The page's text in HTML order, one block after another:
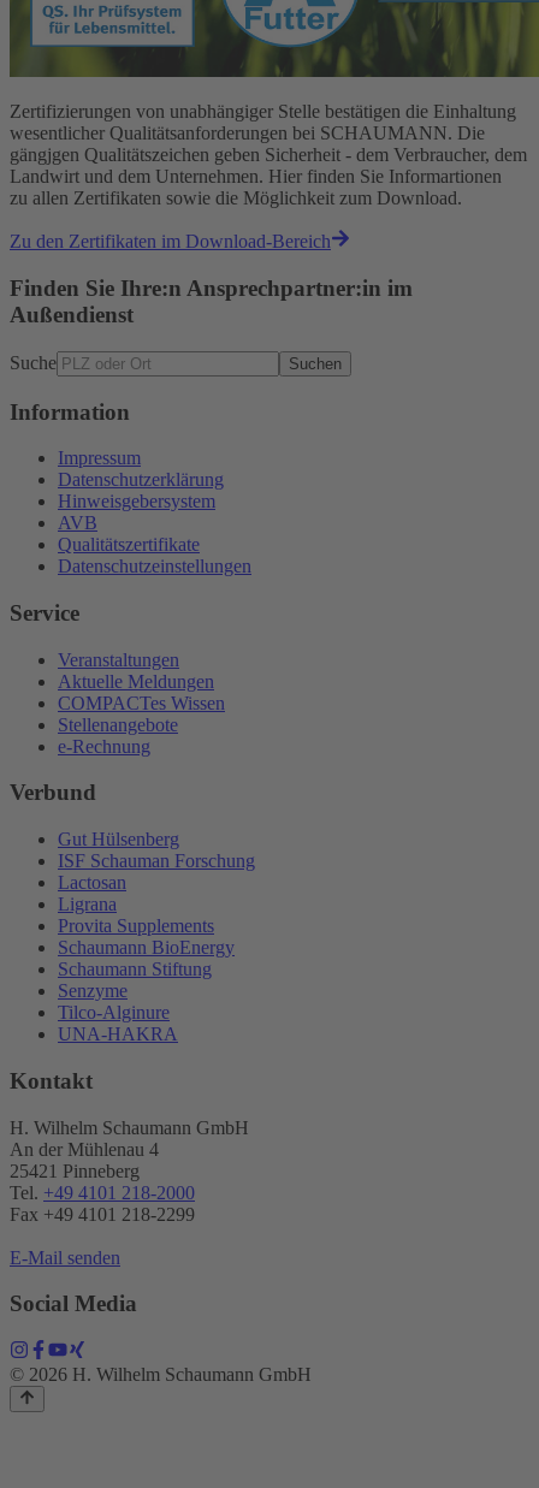
Zertifizierungen von unabhängiger Stelle bestätigen die Einhaltung
wesentlicher Qualitätsanforderungen bei SCHAUMANN. Die
gängjgen Qualitätszeichen geben Sicherheit - dem Verbraucher, dem
Landwirt und dem Unternehmen. Hier finden Sie Informartionen
zu allen Zertifikaten sowie die Möglichkeit zum Download.
Zu den Zertifikaten im Download-Bereich
Finden Sie Ihre:n Ansprechpartner:in im
Außendienst
Suche Suchen
Information
Impressum
Datenschutzerklärung
Hinweisgebersystem
AVB
Qualitätszertifikate
Datenschutzeinstellungen
Service
Veranstaltungen
Aktuelle Meldungen
COMPACTes Wissen
Stellenangebote
e-Rechnung
Verbund
Gut Hülsenberg
ISF Schauman Forschung
Lactosan
Ligrana
Provita Supplements
Schaumann BioEnergy
Schaumann Stiftung
Senzyme
Tilco-Alginure
UNA-HAKRA
Kontakt
H. Wilhelm Schaumann GmbH
An der Mühlenau 4
25421 Pinneberg
Tel. +49 4101 218-2000
Fax +49 4101 218​-2299
E-Mail senden
Social Media
© 2026 H. Wilhelm Schaumann GmbH